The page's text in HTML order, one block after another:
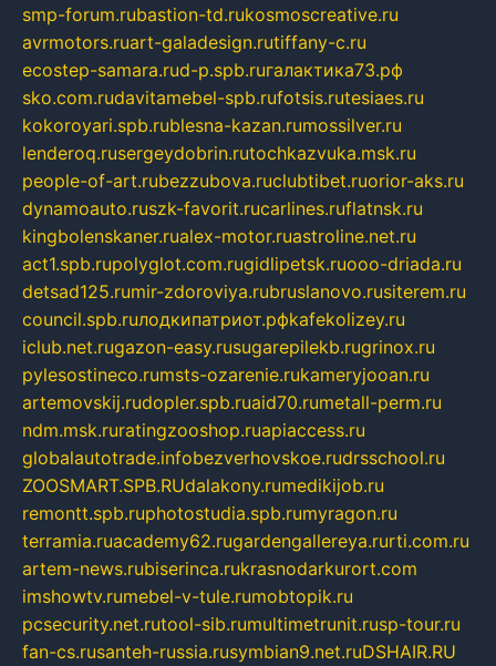
smp-forum.rubastion-td.rukosmoscreative.ru
avrmotors.ruart-galadesign.rutiffany-c.ru
ecostep-samara.rud-p.spb.ruгалактика73.рф
sko.com.rudavitamebel-spb.rufotsis.rutesiaes.ru
kokoroyari.spb.rublesna-kazan.rumossilver.ru
lenderoq.rusergeydobrin.rutochkazvuka.msk.ru
people-of-art.rubezzubova.ruclubtibet.ruorior-aks.ru
dynamoauto.ruszk-favorit.rucarlines.ruflatnsk.ru
kingbolenskaner.rualex-motor.ruastroline.net.ru
act1.spb.rupolyglot.com.rugidlipetsk.ruooo-driada.ru
detsad125.rumir-zdoroviya.rubruslanovo.rusiterem.ru
council.spb.ruлодкипатриот.рфkafekolizey.ru
iclub.net.rugazon-easy.rusugarepilekb.rugrinox.ru
pylesostineco.rumsts-ozarenie.rukameryjooan.ru
artemovskij.rudopler.spb.ruaid70.rumetall-perm.ru
ndm.msk.ruratingzooshop.ruapiaccess.ru
globalautotrade.infobezverhovskoe.rudrsschool.ru
ZOOSMART.SPB.RUdalakony.rumedikijob.ru
remontt.spb.ruphotostudia.spb.rumyragon.ru
terramia.ruacademy62.rugardengallereya.rurti.com.ru
artem-news.rubiserinca.rukrasnodarkurort.com
imshowtv.rumebel-v-tule.rumobtopik.ru
pcsecurity.net.rutool-sib.rumultimetrunit.rusp-tour.ru
fan-cs.rusanteh-russia.rusymbian9.net.ruDSHAIR.RU